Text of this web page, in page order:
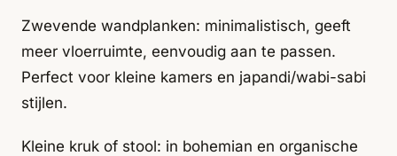
Zwevende wandplanken: minimalistisch, geeft
meer vloerruimte, eenvoudig aan te passen.
Perfect voor kleine kamers en japandi/wabi-sabi
stijlen.
Kleine kruk of stool: in bohemian en organische